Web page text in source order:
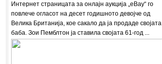
Интернет страницата за онлајн аукција „eBay“ го
повлече огласот на десет годишното девојче од
Велика Британија, кое сакало да ја продаде својата
баба. Зои Пемблтон ја ставила својата 61-год ...